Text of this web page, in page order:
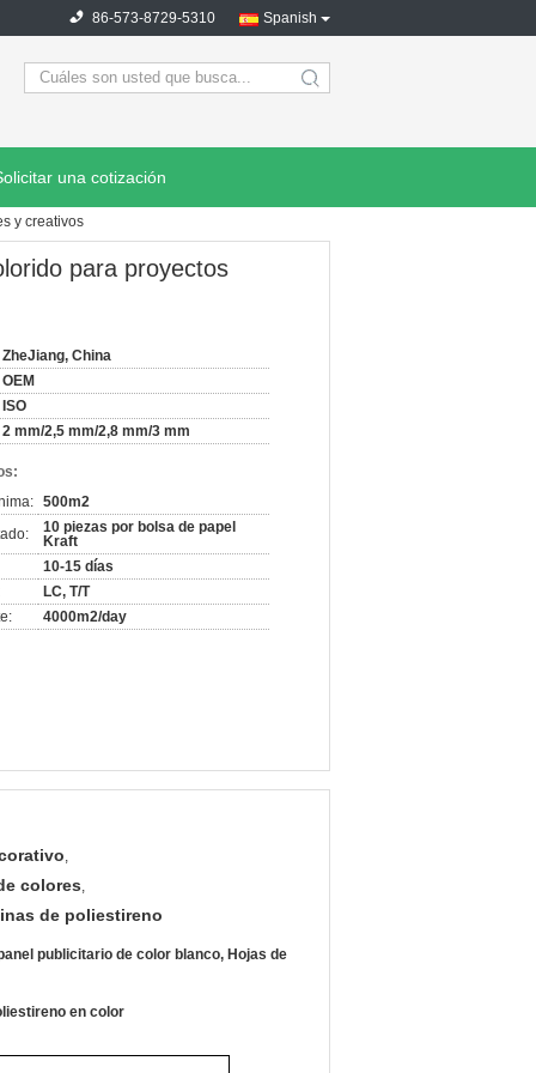
Spanish
86-573-8729-5310
search
una cotización
y creativos
para proyectos
ZheJiang, China
OEM
ISO
2 mm/2,5 mm/2,8 mm/3 mm
500m2
10 piezas por bolsa de papel
Kraft
10-15 días
LC, T/T
4000m2/day
,
colores,
de poliestireno
publicitario de color blanco, Hojas de
en color